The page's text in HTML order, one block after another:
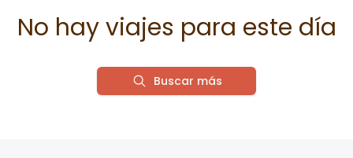
No hay viajes para este día
Buscar más